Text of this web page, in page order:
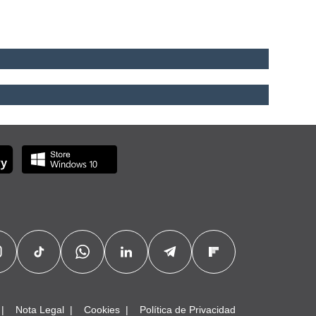
Nota Legal Cookies Política de Privacidad